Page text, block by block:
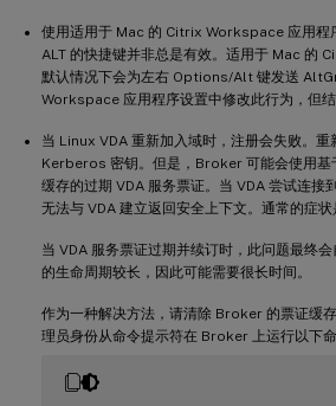
使用适用于 Mac 的 Citrix Workspace 应用程
ALT 的快捷键并非总是有效。适用于 Mac 的
默认情况下会为左右 Options/Alt 键发送
Workspace 应用程序设置中修改此行为，但结
当 Linux VDA 重新加入域时，注册会失败。重
Kerberos 密钥。但是，Broker 可能会使用
缓存的过期 VDA 服务票证。当 VDA 尝试连
无法与 VDA 建立返回安全上下文。通常的症状
当 VDA 服务票证过期并续订时，此问题最终
的生命周期较长，因此可能需要很长时间。
作为一种解决方法，请清除 Broker 的票证缓
理员身份从命令提示符在 Broker 上运行以下命